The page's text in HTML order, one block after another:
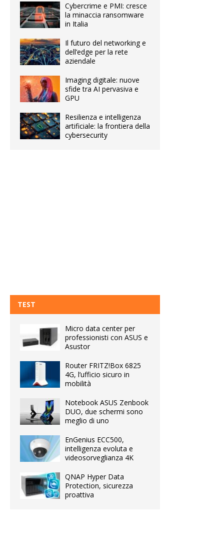
Cybercrime e PMI: cresce
la minaccia ransomware
in Italia
Il futuro del networking e
dell’edge per la rete
aziendale
Imaging digitale: nuove
sfide tra AI pervasiva e
GPU
Resilienza e intelligenza
artificiale: la frontiera della
cybersecurity
TEST
Micro data center per
professionisti con ASUS e
Asustor
Router FRITZ!Box 6825
4G, l’ufficio sicuro in
mobilità
Notebook ASUS Zenbook
DUO, due schermi sono
meglio di uno
EnGenius ECC500,
intelligenza evoluta e
videosorveglianza 4K
QNAP Hyper Data
Protection, sicurezza
proattiva